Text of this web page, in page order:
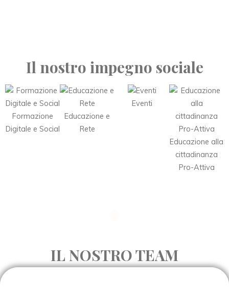
Il nostro impegno sociale
Formazione
Digitale e Social
Educazione e
Rete
Eventi
Educazione alla
cittadinanza
Pro-Attiva
IL NOSTRO TEAM